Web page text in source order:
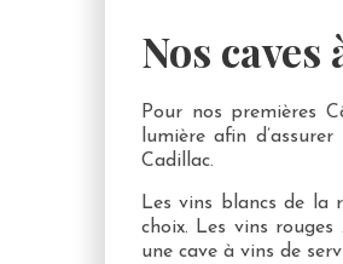
Nos caves
Pour nos premières
lumière afin
Cadillac.
Les vins blancs de la
choix. Les vins
une cave à vins de